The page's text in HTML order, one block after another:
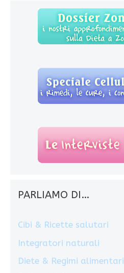
PARLIAMO DI…
Cibi & Ricette salutari
Integratori naturali
Diete & Regimi alimentari